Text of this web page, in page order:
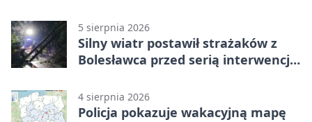
5 sierpnia 2026
Silny wiatr postawił strażaków z
Bolesławca przed serią interwencji -
4 sierpnia 2026
Policja pokazuje wakacyjną mapę